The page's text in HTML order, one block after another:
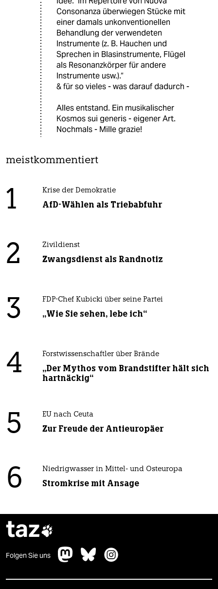
Consonanza überwiegen Stücke mit
einer damals unkonventionellen
Behandlung der verwendeten
Instrumente (z. B. Hauchen und
Sprechen in Blasinstrumente, Flügel
als Resonanzkörper für andere
Instrumente usw.).“
& für so vieles - was darauf dadurch -
Alles entstand. Ein musikalischer
Kosmos sui generis - eigener Art.
Nochmals - Mille grazie!
meistkommentiert
1 Krise der Demokratie
AfD-Wählen als Triebabfuhr
2 Zivildienst
Zwangsdienst als Randnotiz
3 FDP-Chef Kubicki über seine Partei
„Wie Sie sehen, lebe ich“
4 Forstwissenschaftler über Brände
„Der Mythos vom Brandstifter hält sich
hartnäckig“
5 EU nach Ceuta
Zur Freude der Antieuropäer
6 Niedrigwasser in Mittel- und Osteuropa
Stromkrise mit Ansage
taz
Folgen Sie uns